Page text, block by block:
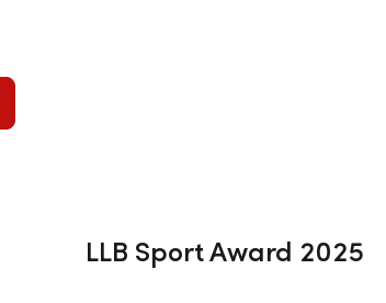
LLB Sport Award 2025